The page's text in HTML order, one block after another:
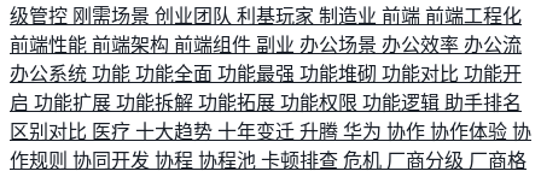
级管控 刚需场景 创业团队 利基玩家 制造业 前端 前端工程化
前端性能 前端架构 前端组件 副业 办公场景 办公效率 办公流
办公系统 功能 功能全面 功能最强 功能堆砌 功能对比 功能开
启 功能扩展 功能拆解 功能拓展 功能权限 功能逻辑 助手排名
区别对比 医疗 十大趋势 十年变迁 升腾 华为 协作 协作体验 协
作规则 协同开发 协程 协程池 卡顿排查 危机 厂商分级 厂商格